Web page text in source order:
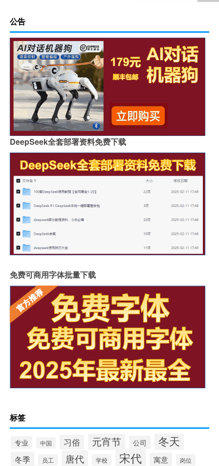
公告
DeepSeek全套部署资料免费下载
免费可商用字体批量下载
标签
专业 中国 习俗 元宵节 公司 冬天
冬季 员工 唐代 学校 宋代 寓意 岗位